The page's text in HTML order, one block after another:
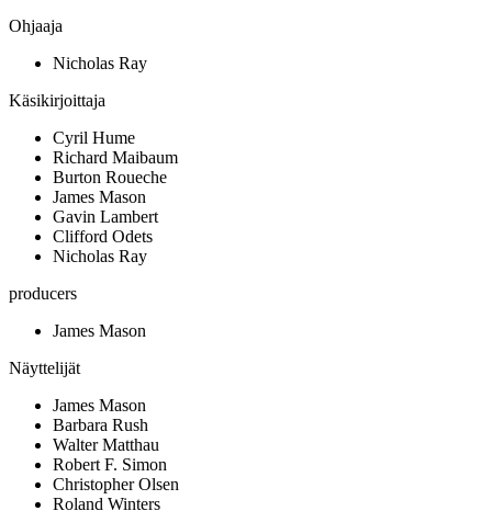
Ohjaaja
Nicholas Ray
Käsikirjoittaja
Cyril Hume
Richard Maibaum
Burton Roueche
James Mason
Gavin Lambert
Clifford Odets
Nicholas Ray
producers
James Mason
Näyttelijät
James Mason
Barbara Rush
Walter Matthau
Robert F. Simon
Christopher Olsen
Roland Winters